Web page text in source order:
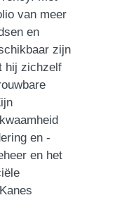
van meer
en
zijn
hij zichzelf
en -
en het